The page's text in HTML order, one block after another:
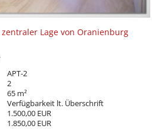
Lage von Oranienburg
APT-2
2
65 m²
Verfügbarkeit lt. Überschrift
1.500,00 EUR
1.850,00 EUR